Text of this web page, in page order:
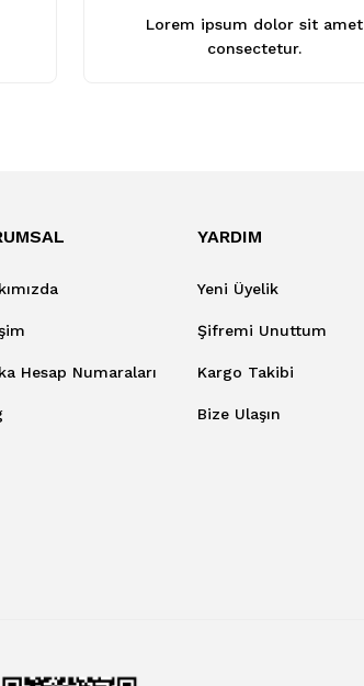
Lorem ipsum dolor sit amet
consectetur.
Hesap Numaraları
YARDIM
Yeni Üyelik
Şifremi Unuttum
Kargo Takibi
Bize Ulaşın